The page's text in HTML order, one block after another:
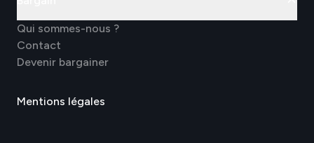
Qui sommes-nous ?
Contact
Devenir bargainer
Mentions légales